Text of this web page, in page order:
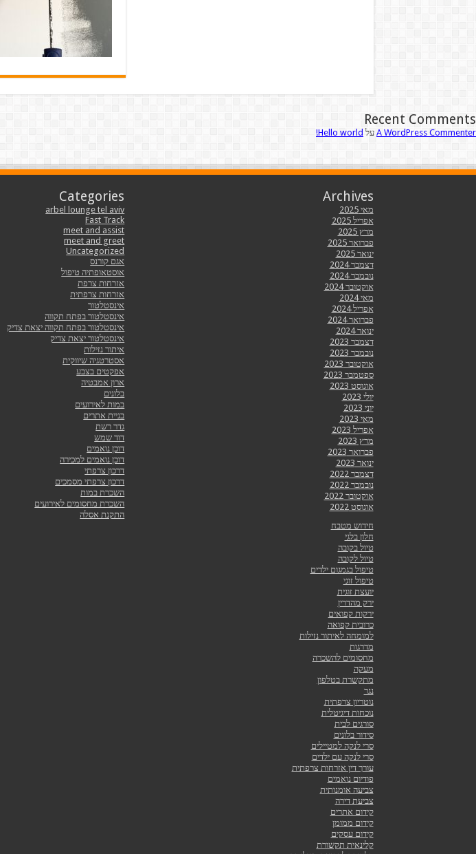
Recent Comments
A WordPress Commenter על Hello world!
Archives
מאי 2025
אפריל 2025
מרץ 2025
פברואר 2025
ינואר 2025
דצמבר 2024
נובמבר 2024
אוקטובר 2024
מאי 2024
אפריל 2024
פברואר 2024
ינואר 2024
דצמבר 2023
נובמבר 2023
אוקטובר 2023
ספטמבר 2023
אוגוסט 2023
יולי 2023
יוני 2023
מאי 2023
אפריל 2023
מרץ 2023
פברואר 2023
ינואר 2023
דצמבר 2022
נובמבר 2022
אוקטובר 2022
אוגוסט 2022
Categories
arbel lounge tel aviv
Fast Track
meet and assist
meet and greet
Uncategorized
אגם קורנס
אוסטאופתיה טיפול
אזרחות צרפת
אזרחות צרפתית
אינסטלטור
אינסטלטור בפתח תקווה
אינסטלטור בפתח תקווה יצאת צדיק
אינסטלטור יצאת צדיק
איתור נזילות
אסטרטגיה שיווקית
אפקטים בצבע
ארון אמבטיה
בלונים
במות לאירועים
בניית אתרים
גדר רשת
דוד שמש
דוכן נואמים
דוכן נואמים למכירה
דרכון צרפתי
דרכון צרפתי מסמכים
השכרת במות
השכרת מחסומים לאירועים
התקנת אסלה
חידוש מטבח
חלון בלגי
טיול בקובה
טיול לקובה
טיפול בגמגום ילדים
טיפול זוגי
יועצת זוגית
ירק מהדרין
ירקות קפואים
כרובית קפואה
למומחה לאיתור נזילות
מדרגות
מחסומים להשכרה
מעקה
מתקשרת בטלפון
נגר
נוטריון צרפתית
נוכחות דיגיטלית
סורגים לבית
סידור בלונים
סרי לנקה למטיילים
סרי לנקה עם ילדים
עורך דין אזרחות צרפתית
פודיום נואמים
צביעה אומנותית
צביעת דירה
קידום אתרים
קידום ממומן
קידום עסקים
קלינאית תקשורת